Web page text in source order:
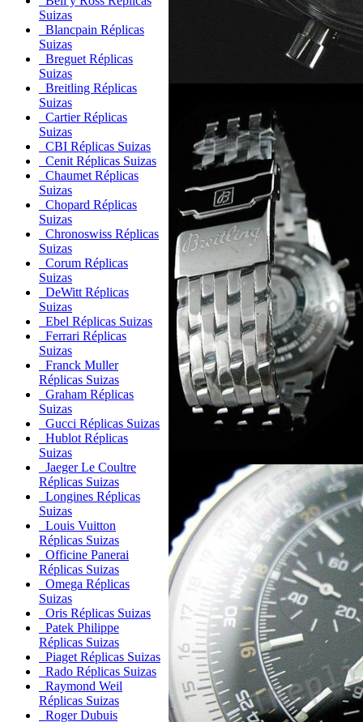
Suizas
Blancpain Réplicas
Suizas
Breguet Réplicas
Suizas
Breitling Réplicas
Suizas
Cartier Réplicas
Suizas
CBI Réplicas Suizas
Cenit Réplicas Suizas
Chaumet Réplicas
Suizas
Chopard Réplicas
Suizas
Chronoswiss Réplicas
Suizas
Corum Réplicas
Suizas
DeWitt Réplicas
Suizas
Ebel Réplicas Suizas
Ferrari Réplicas
Suizas
Franck Muller
Réplicas Suizas
Graham Réplicas
Suizas
Gucci Réplicas Suizas
Hublot Réplicas
Suizas
Jaeger Le Coultre
Réplicas Suizas
Longines Réplicas
Suizas
Louis Vuitton
Réplicas Suizas
Officine Panerai
Réplicas Suizas
Omega Réplicas
Suizas
Oris Réplicas Suizas
Patek Philippe
Réplicas Suizas
Piaget Réplicas Suizas
Rado Réplicas Suizas
Raymond Weil
Réplicas Suizas
Roger Dubuis